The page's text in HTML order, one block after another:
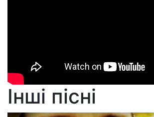
Інші пісні